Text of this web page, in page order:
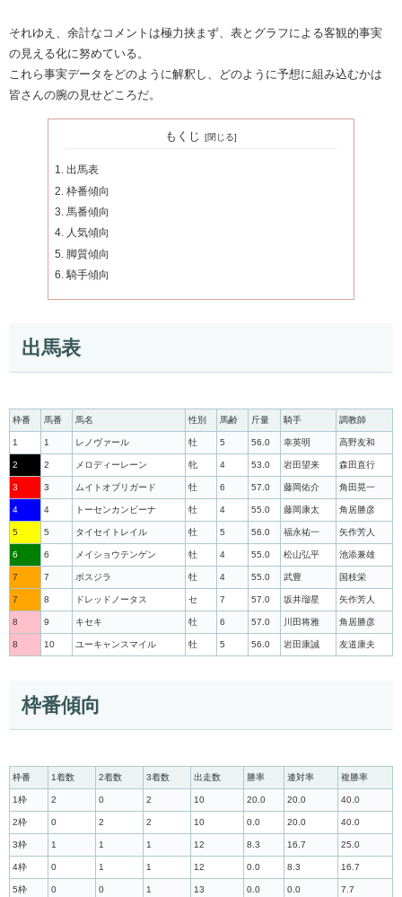
それゆえ、余計なコメントは極力挟まず、表とグラフによる客観的事実
の見える化に努めている。
これら事実データをどのように解釈し、どのように予想に組み込むかは
皆さんの腕の見せどころだ。
もくじ
出馬表
枠番傾向
馬番傾向
人気傾向
脚質傾向
騎手傾向
出馬表
枠番 馬番 馬名 性別 馬齢 斤量 騎手 調教師
1 1 レノヴァール 牡 5 56.0 幸英明 高野友和
2 2 メロディーレーン 牝 4 53.0 岩田望来 森田直行
3 3 ムイトオブリガード 牡 6 57.0 藤岡佑介 角田晃一
4 4 トーセンカンビーナ 牡 4 55.0 藤岡康太 角居勝彦
5 5 タイセイトレイル 牡 5 56.0 福永祐一 矢作芳人
6 6 メイショウテンゲン 牡 4 55.0 松山弘平 池添兼雄
7 7 ボスジラ 牡 4 55.0 武豊 国枝栄
7 8 ドレッドノータス セ 7 57.0 坂井瑠星 矢作芳人
8 9 キセキ 牡 6 57.0 川田将雅 角居勝彦
8 10 ユーキャンスマイル 牡 5 56.0 岩田康誠 友道康夫
枠番傾向
枠番 1着数 2着数 3着数 出走数 勝率 連対率 複勝率
1枠 2 0 2 10 20.0 20.0 40.0
2枠 0 2 2 10 0.0 20.0 40.0
3枠 1 1 1 12 8.3 16.7 25.0
4枠 0 1 1 12 0.0 8.3 16.7
5枠 0 0 1 13 0.0 0.0 7.7